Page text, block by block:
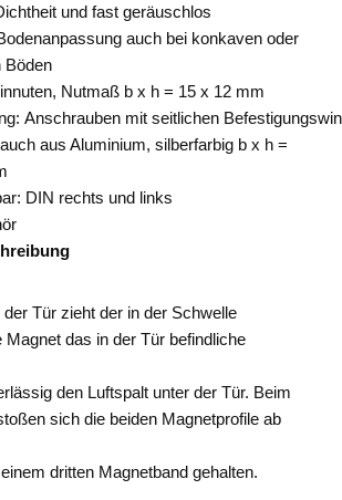
und fast geräuschlos
auch bei konkaven oder
Böden
Nutmaß b x h = 15 x 12 mm
Anschrauben mit seitlichen
aus Aluminium, silberfarbig b x h =
DIN rechts und links
Tür zieht der in der Schwelle
Magnet das in der Tür befindliche
den Luftspalt unter der Tür. Beim
sich die beiden Magnetprofile ab
dritten Magnetband gehalten.